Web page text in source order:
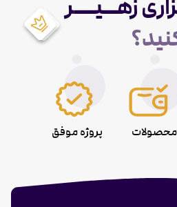
زهــیـــر
محصولات پروژه موفق